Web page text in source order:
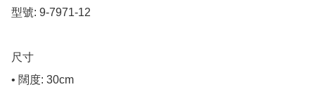
型號: 9-7971-12
尺寸
• 闊度: 30cm